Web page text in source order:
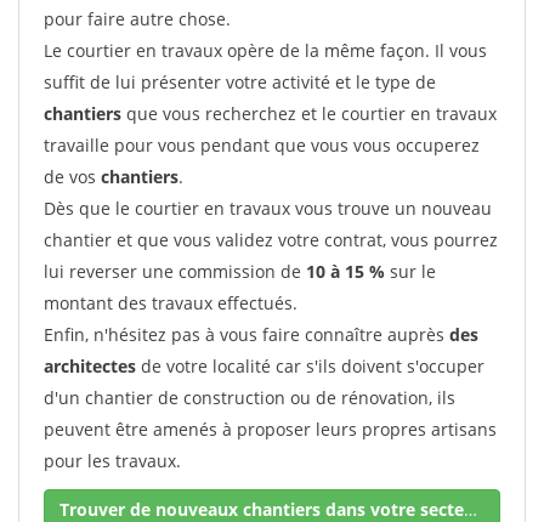
pour faire autre chose.
Le courtier en travaux opère de la même façon. Il vous
suffit de lui présenter votre activité et le type de
chantiers que vous recherchez et le courtier en travaux
travaille pour vous pendant que vous vous occuperez
de vos chantiers.
Dès que le courtier en travaux vous trouve un nouveau
chantier et que vous validez votre contrat, vous pourrez
lui reverser une commission de 10 à 15 % sur le
montant des travaux effectués.
Enfin, n'hésitez pas à vous faire connaître auprès des
architectes de votre localité car s'ils doivent s'occuper
d'un chantier de construction ou de rénovation, ils
peuvent être amenés à proposer leurs propres artisans
pour les travaux.
Trouver de nouveaux chantiers dans votre secteur !